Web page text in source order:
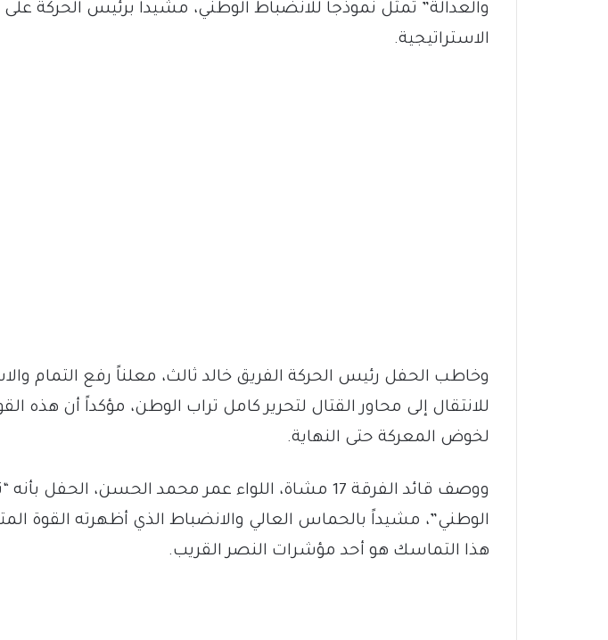
والعدالة” تمثل نموذجاً للانضباط الوطني، مشيداً برئيس الحركة
الاستراتيجية.
وخاطب الحفل رئيس الحركة الفريق خالد ثالث، معلناً رفع التمام
للانتقال إلى محاور القتال لتحرير كامل تراب الوطن، مؤكداً أن هذه
لخوض المعركة حتى النهاية.
ووصف قائد الفرقة 17 مشاة، اللواء عمر محمد الحسن، الحفل
الوطني”، مشيداً بالحماس العالي والانضباط الذي أظهرته القوة
هذا التماسك هو أحد مؤشرات النصر القريب.